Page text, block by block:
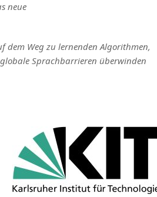
neue
dem Weg zu lernenden Algorithmen,
Sprachbarrieren überwinden